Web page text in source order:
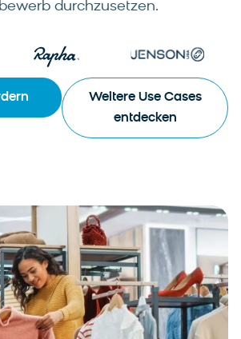
durchzusetzen.
Weitere Use Cases
entdecken